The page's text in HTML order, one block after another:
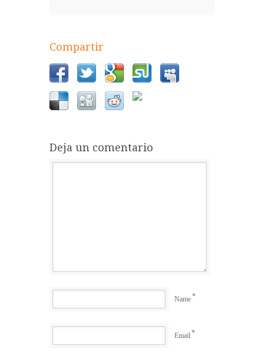
Compartir
Deja un comentario
Name*
Email*